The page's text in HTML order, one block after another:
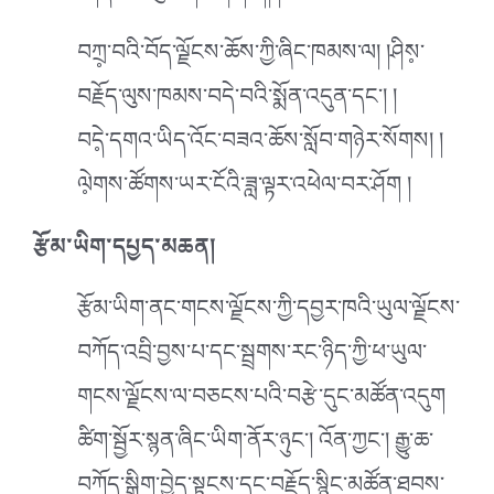
བཀྲ༷་བའི་བོད་ལྗོངས་ཆོས་ཀྱི་ཞིང་ཁམས་ལ། །ཤིས༷་
བརྗོད་ལུས་ཁམས་བདེ་བའི་སྨོན་འདུན་དང༌། །
བདེ༷་དགའ་ཡིད་འོང་བཟའ་ཆོས་སློབ་གཉེར་སོགས། །
ལེ༷གས་ཚོགས་ཡར་ངོའི་ཟླ་ལྟར་འཕེལ་བར་ཤོག །
རྩོམ་ཡིག་དཔྱད་མཆན།
རྩོམ་ཡིག་ནང་གངས་ལྗོངས་ཀྱི་དབྱར་ཁའི་ཡུལ་ལྗོངས་
བཀོད་འབྲི་བྱས་པ་དང་སྦྲགས་རང་ཉིད་ཀྱི་ཕ་ཡུལ་
གངས་ལྗོངས་ལ་བཅངས་པའི་བརྩེ་དུང་མཚོན་འདུག
ཚིག་སྦྱོར་སྙན་ཞིང་ཡིག་ནོར་ཉུང༌། འོན་ཀྱང༌། རྒྱུ་ཆ་